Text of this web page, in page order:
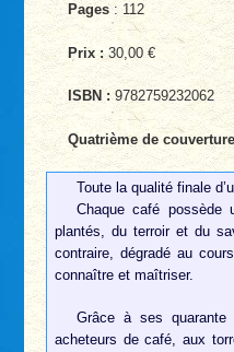
Pages : 112
Prix :30,00 €
ISBN : 9782759232062
Quatrième de
Toute la qualité finale
Chaque café possède
plantés, du terroir et du
contraire, dégradé au
connaître et maîtriser.
Grâce à ses quarante
acheteurs de café, aux